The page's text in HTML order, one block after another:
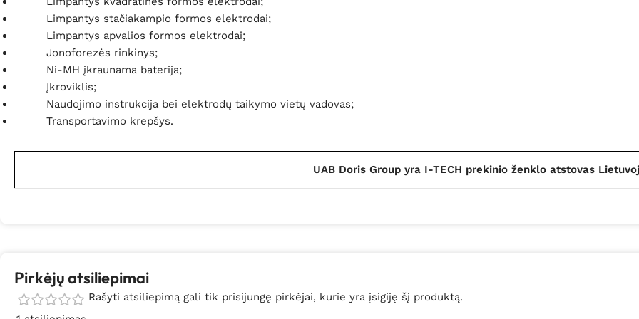
Limpantys stačiakampio formos elektrodai;
Limpantys apvalios formos elektrodai;
Jonoforezės rinkinys;
Ni-MH įkraunama baterija;
Įkroviklis;
Naudojimo instrukcija bei elektrodų taikymo vietų vadovas;
Transportavimo krepšys.
UAB Doris Group yra I-TECH prekinio ženklo atstovas
Pirkėjų atsiliepimai
Rašyti atsiliepimą gali tik prisijungę pirkėjai, kurie yra įsigiję šį produktą.